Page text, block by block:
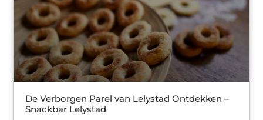
De Verborgen Parel van Lelystad Ontdekken –
Snackbar Lelystad